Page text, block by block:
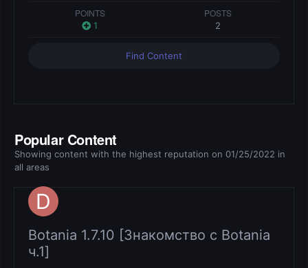
POINTS
1
POSTS
2
Find Content
Popular Content
Showing content with the highest reputation on 01/25/2022 in
all areas
Botania 1.7.10 [Знакомство с Botania
ч.1]